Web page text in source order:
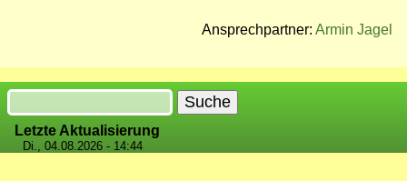
Ansprechpartner: Armin Jagel
Suche
Letzte Aktualisierung
Di., 04.08.2026 - 14:44